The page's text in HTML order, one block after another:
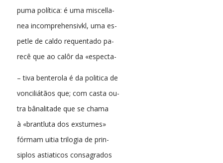
puma política: é uma miscella-
nea incomprehensivkl, uma es-
petle de caldo requentado pa-
recê que ao calôr da «especta-
– tiva benterola é da politica de
vonciliátãos que; com casta ou-
tra bânalitade que se chama
à «brantluta dos exstumes»
fórmam uitia trilogia de prin-
siplos astiaticos consagrados